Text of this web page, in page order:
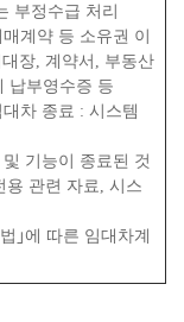
부정수급 처리
계약 등 소유권 이
대장 계약서
부동산
납부영수증 등
차 종료 : 시스템
기능이 종료된 것
용 관련 자료
시스
｣ 에 따른 임대차계